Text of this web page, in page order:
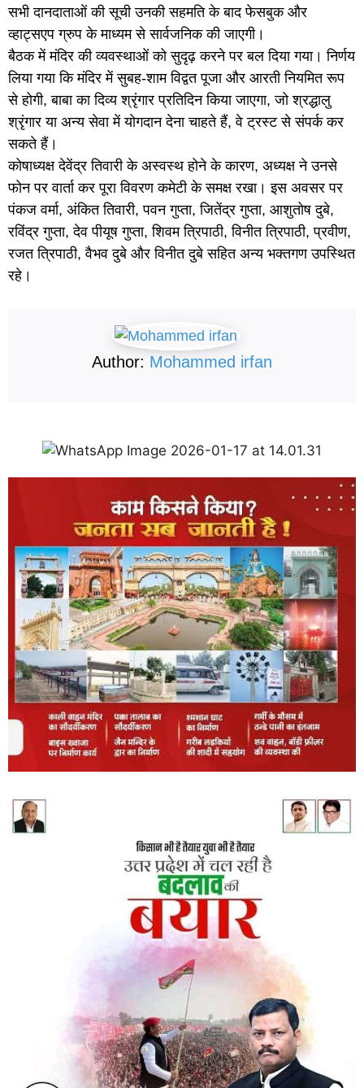
सभी दानदाताओं की सूची उनकी सहमति के बाद फेसबुक और
व्हाट्सएप ग्रुप के माध्यम से सार्वजनिक की जाएगी।
बैठक में मंदिर की व्यवस्थाओं को सुदृढ़ करने पर बल दिया गया। निर्णय
लिया गया कि मंदिर में सुबह-शाम विद्वत पूजा और आरती नियमित रूप
से होगी, बाबा का दिव्य श्रृंगार प्रतिदिन किया जाएगा, जो श्रद्धालु
श्रृंगार या अन्य सेवा में योगदान देना चाहते हैं, वे ट्रस्ट से संपर्क कर
सकते हैं।
कोषाध्यक्ष देवेंद्र तिवारी के अस्वस्थ होने के कारण, अध्यक्ष ने उनसे
फोन पर वार्ता कर पूरा विवरण कमेटी के समक्ष रखा। इस अवसर पर
पंकज वर्मा, अंकित तिवारी, पवन गुप्ता, जितेंद्र गुप्ता, आशुतोष दुबे,
रविंद्र गुप्ता, देव पीयूष गुप्ता, शिवम त्रिपाठी, विनीत त्रिपाठी, प्रवीण,
रजत त्रिपाठी, वैभव दुबे और विनीत दुबे सहित अन्य भक्तगण उपस्थित
रहे।
Author: Mohammed irfan